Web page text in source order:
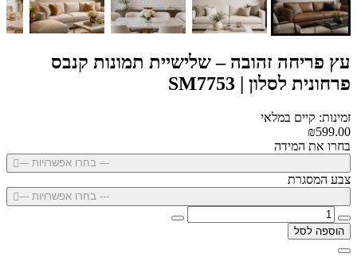
עץ פריחה זהובה – שלישיית תמונות קנבס
פרחונית לסלון | SM7753
זמינות: קיים במלאי
₪599.00
בחרו את המידה
--- בחרו אפשרויות ---
צבע המסגרת
--- בחרו אפשרויות ---
הוספה לסל